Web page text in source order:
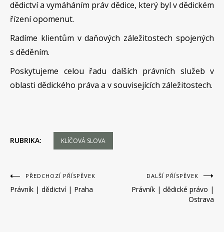
dědictví a vymáháním práv dědice, který byl v dědickém
řízení opomenut.
Radíme klientům v daňových záležitostech spojených
s děděním.
Poskytujeme celou řadu dalších právních služeb v
oblasti dědického práva a v souvisejících záležitostech.
RUBRIKA: KLÍČOVÁ SLOVA
Navigace
pro
PŘEDCHOZÍ PŘÍSPĚVEK
Právník | dědictví | Praha
DALŠÍ PŘÍSPĚVEK
Právník | dědické právo |
Ostrava